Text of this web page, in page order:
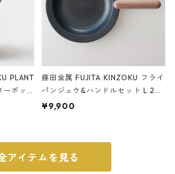
PLANT
ポッ
藤田金属 FUJITA KINZOKU フライ
パンジュウ&ハンドルセット L 24c
m ガス火・IH対応 鉄フライパン
¥9,900
アイテムを見る